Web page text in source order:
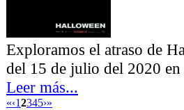
Exploramos el atraso de
del 15 de julio del 2020
Leer más...
«‹12345›»